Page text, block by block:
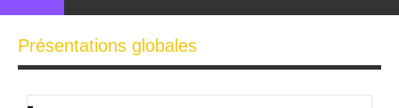
Présentations globales